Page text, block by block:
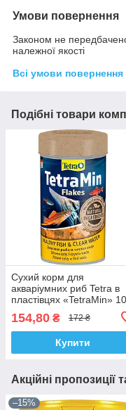
Умови повернення
Законом не
належної якості
Всі умови повернення
Подібні товари
Сухий корм для
акваріумних риб Tetra в
пластівцях «TetraMin»
мл (для всіх акваріумних
риб)
154,80 ₴ 172 ₴
Купити
Акційні пропозиції
–15%